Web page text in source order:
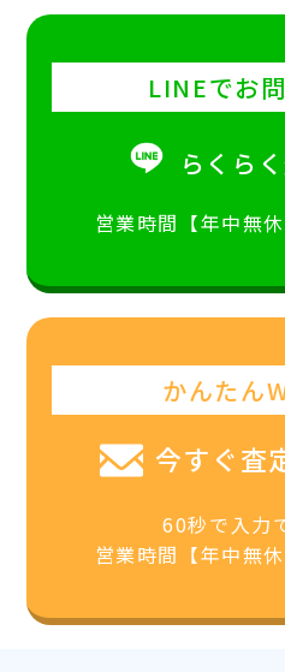
LINEでお
らくら
営業時間【年中無
かんたん
今すぐ査
60秒で入力
営業時間【年中無